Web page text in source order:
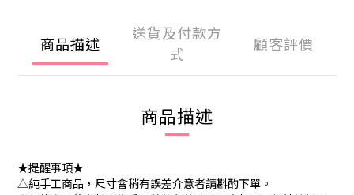
商品描述
送貨及付款方
式
顧客評價
商品描述
★提醒事項★
△純手工商品，尺寸會稍有誤差介意者請斟酌下單。